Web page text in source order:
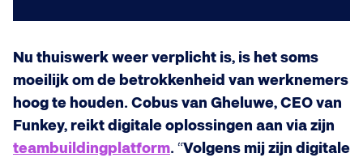
Nu thuiswerk weer verplicht is, is het soms
moeilijk om de betrokkenheid van werknemers
hoog te houden. Cobus van Gheluwe, CEO van
Funkey, reikt digitale oplossingen aan via zijn
teambuildingplatform. “Volgens mij zijn digitale